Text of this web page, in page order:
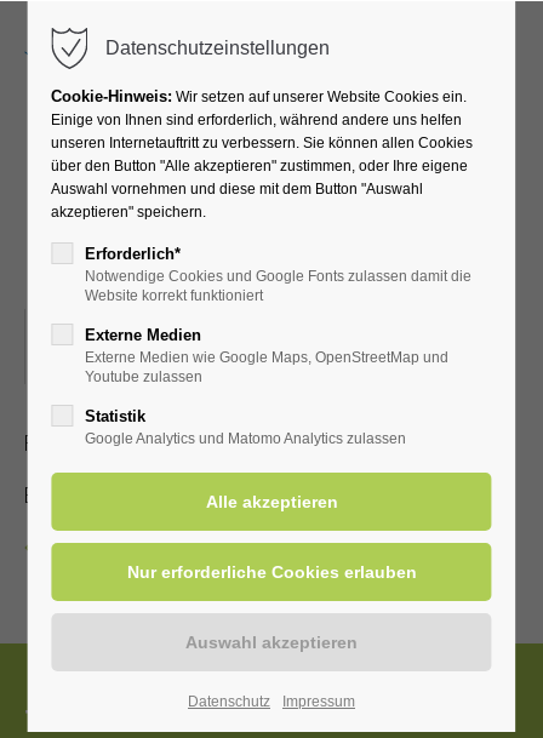
Mitreißende MUSIK
präsentiert Dieter
Hunecke
28.08.2026, 19:30
ORT: KLINIK SOLEQUELLE, CAFÉTERIA
Fox, Boogie, Schlager, 80er bis zu aktuellen Chart-Hits.
Eintritt frei.
Zurück
Tourist-Information
Datenschutzeinstellungen
Cookie-Hinweis: Wir setzen auf unserer Website Cookies ein.
Einige von Ihnen sind erforderlich, während andere uns helfen
unseren Internetauftritt zu verbessern. Sie können allen Cookies
über den Button "Alle akzeptieren" zustimmen, oder Ihre eigene
Auswahl vornehmen und diese mit dem Button "Auswahl
akzeptieren" speichern.
Erforderlich*
Notwendige Cookies und Google Fonts zulassen damit die
Website korrekt funktioniert
Externe Medien
Externe Medien wie Google Maps, OpenStreetMap und
Youtube zulassen
Statistik
Google Analytics und Matomo Analytics zulassen
Datenschutz Impressum